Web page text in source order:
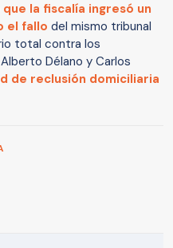
la fiscalía ingresó un
el fallo del mismo tribunal
total contra los
Délano y Carlos
de reclusión domiciliaria